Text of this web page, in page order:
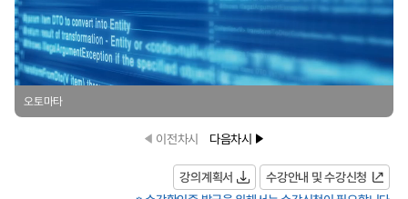
오토마타
이전차시 다음차시
강의계획서
수강안내 및 수강신청